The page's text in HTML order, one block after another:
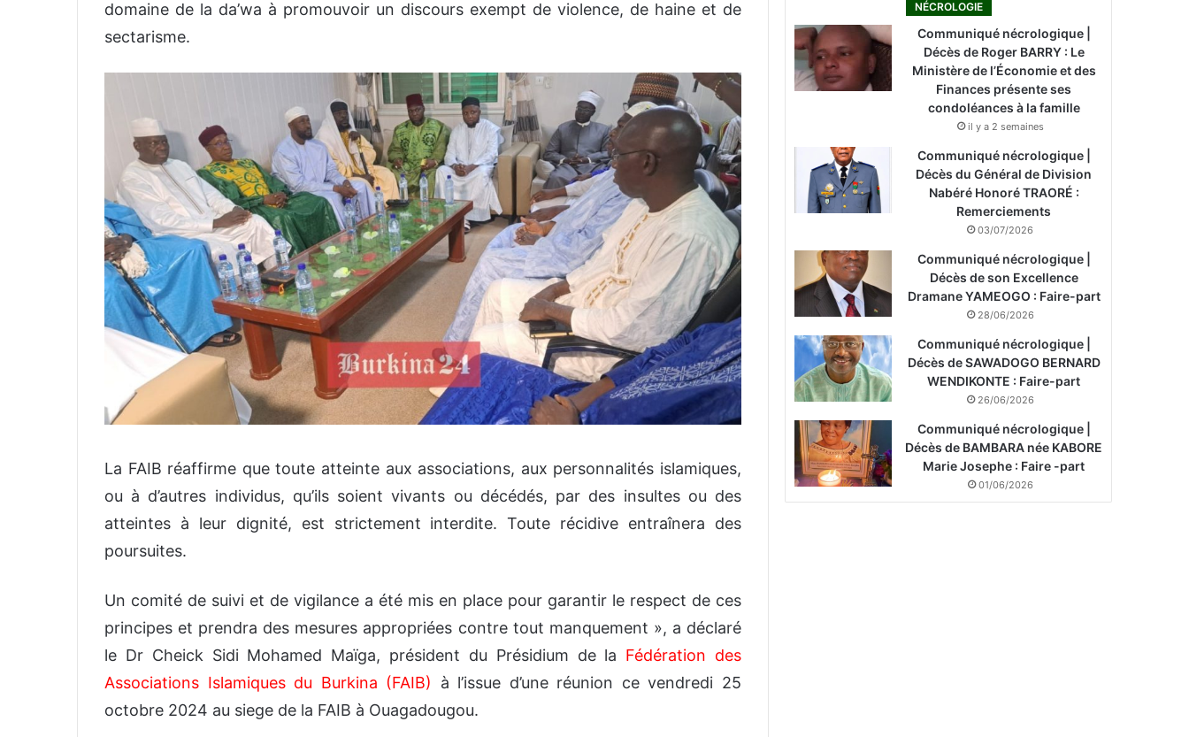
domaine de la da’wa à promouvoir un discours exempt de violence, de haine et de
sectarisme.
La FAIB réaffirme que toute atteinte aux associations, aux personnalités islamiques,
ou à d’autres individus, qu’ils soient vivants ou décédés, par des insultes ou des
atteintes à leur dignité, est strictement interdite. Toute récidive entraînera des
poursuites.
Un comité de suivi et de vigilance a été mis en place pour garantir le respect de ces
principes et prendra des mesures appropriées contre tout manquement », a déclaré
le Dr Cheick Sidi Mohamed Maïga, président du Présidium de la Fédération des
Associations Islamiques du Burkina (FAIB)
à l’issue d’une réunion ce vendredi 25
octobre 2024 au siege de la FAIB à Ouagadougou.
NÉCROLOGIE
Communiqué nécrologique |
Décès de Roger BARRY : Le
Ministère de l’Économie et des
Finances présente ses
condoléances à la famille
il y a 2 semaines
Communiqué nécrologique |
Décès du Général de Division
Nabéré Honoré TRAORÉ :
Remerciements
03/07/2026
Communiqué nécrologique |
Décès de son Excellence
Dramane YAMEOGO : Faire-part
28/06/2026
Communiqué nécrologique |
Décès de SAWADOGO BERNARD
WENDIKONTE : Faire-part
26/06/2026
Communiqué nécrologique |
Décès de BAMBARA née KABORE
Marie Josephe : Faire -part
01/06/2026